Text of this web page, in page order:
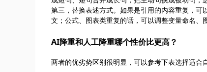
第三，替换表述方式。如果是引用的内容重复，
文；公式、图表类重复的话，可以调整变量命名、
AI降重和人工降重哪个性价比更高？
两者的优劣势区别很明显，可以参考下表选择适合